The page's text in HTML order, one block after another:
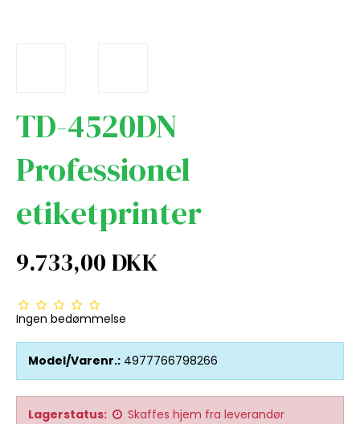
TD-4520DN
Professionel
etiketprinter
9.733,00 DKK
Ingen bedømmelse
Model/Varenr.: 4977766798266
Lagerstatus: Skaffes hjem fra leverandør